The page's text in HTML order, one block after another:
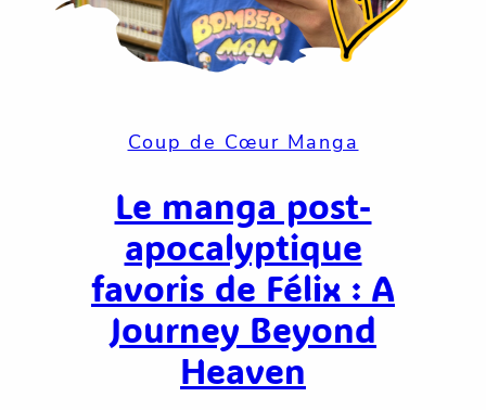
Coup de Cœur Manga
Le manga post-
apocalyptique
favoris de Félix : A
Journey Beyond
Heaven